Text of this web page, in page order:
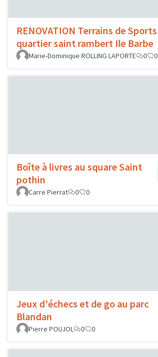
RENOVATION Terrains de Sports
quartier saint rambert Ile Barbe
Marie-Dominique ROLLING LAPORTE
0 0
Boîte à livres au square Saint
pothin
Carre Pierrat
0 0
Jeux d'échecs et de go au parc
Blandan
Pierre POUJOL
0 0